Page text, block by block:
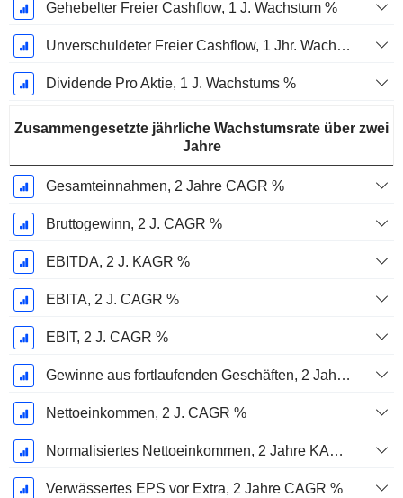
Gehebelter Freier Cashflow, 1 J. Wachstum %
Unverschuldeter Freier Cashflow, 1 Jhr. Wachstum %
Dividende Pro Aktie, 1 J. Wachstums %
Zusammengesetzte jährliche Wachstumsrate über zwei
Jahre
Gesamteinnahmen, 2 Jahre CAGR %
Bruttogewinn, 2 J. CAGR %
EBITDA, 2 J. KAGR %
EBITA, 2 J. CAGR %
EBIT, 2 J. CAGR %
Gewinne aus fortlaufenden Geschäften, 2 Jahre. CAGR %
Nettoeinkommen, 2 J. CAGR %
Normalisiertes Nettoeinkommen, 2 Jahre KAGR %
Verwässertes EPS vor Extra, 2 Jahre CAGR %